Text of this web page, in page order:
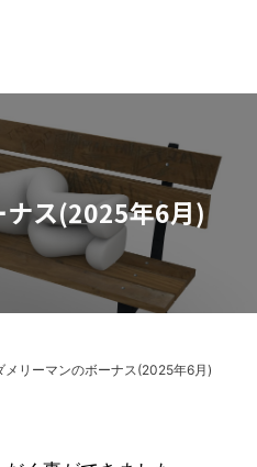
ナス(2025年6月)
メリーマンのボーナス(2025年6月)